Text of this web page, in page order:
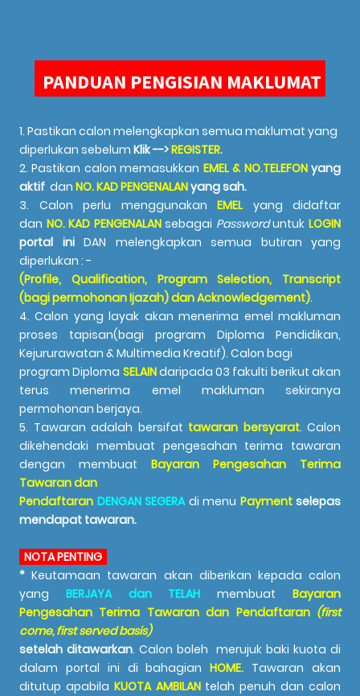
PANDUAN PENGISIAN MAKLUMAT
1. Pastikan calon melengkapkan semua maklumat yang
diperlukan sebelum Klik -->REGISTER.
2. Pastikan calon memasukkan EMEL & NO.TELEFONyang
aktif dan NO. KAD PENGENALANyang sah.
3. Calon perlu menggunakan EMEL yang didaftar
dan NO. KAD PENGENALANsebagai PassworduntukLOGIN
portal ini DAN melengkapkan semua butiran yang
diperlukan : -
(Profile, Qualification, Program Selection, Transcript
(bagi permohonan Ijazah)dan Acknowledgement).
4. Calon yang layak akan menerima emel makluman
proses tapisan(bagi program Diploma Pendidikan,
Kejururawatan & Multimedia Kreatif). Calon bagi
program Diploma SELAINdaripada 03 fakulti berikut akan
terus menerima emel makluman sekiranya
permohonan berjaya.
5. Tawaran adalah bersifat tawaran bersyarat. Calon
dikehendaki membuat pengesahan terima tawaran
dengan membuat Bayaran Pengesahan Terima
Tawaran dan
Pendaftaran DENGAN SEGERA di menu Paymentselepas
mendapat tawaran.
NOTA PENTING
*Keutamaan tawaran akan diberikan kepada calon
yang BERJAYA dan TELAH membuatBayaran
Pengesahan Terima Tawaran dan Pendaftaran (first
come, first served basis)
setelah ditawarkan. Calon boleh merujuk baki kuota di
dalam portal ini di bahagianHOME. Tawaran akan
ditutup apabila KUOTA AMBILAN telah penuh dan calon